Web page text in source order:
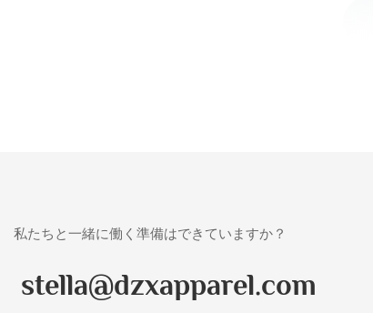
私たちと一緒に働く準備はできていますか？
stella@dzxapparel.com